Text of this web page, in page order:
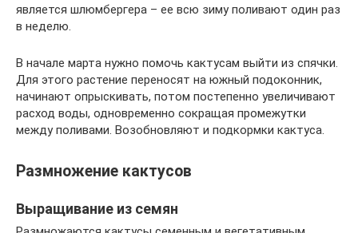
является шлюмбергера – ее всю зиму поливают один раз
в неделю.
В начале марта нужно помочь кактусам выйти из спячки.
Для этого растение переносят на южный подоконник,
начинают опрыскивать, потом постепенно увеличивают
расход воды, одновременно сокращая промежутки
между поливами. Возобновляют и подкормки кактуса.
Размножение кактусов
Выращивание из семян